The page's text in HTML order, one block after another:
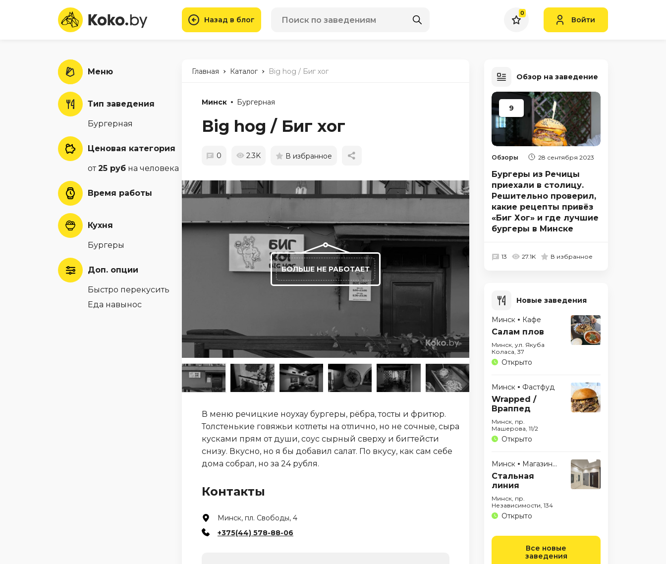
Назад в блог
0
Войти
Меню
Тип заведения
Бургерная
Ценовая категория
от25 руб на человека
Время работы
Кухня
Бургеры
Доп. опции
Быстро перекусить
Еда навынос
Главная - Каталог - Big hog / Биг хог
Минск Бургерная
Big hog / Биг хог
0 2.3K В избранное
БОЛЬШЕ НЕ РАБОТАЕТ
В меню речицкие ноухау бургеры, рёбра, тосты и фритюр.
Толстенькие говяжьи котлеты на отлично, но не сочные, сыра
кусками прям от души, соус сырный сверху и бигтейсти
снизу. Вкусно, но я бы добавил салат. По вкусу, как сам себе
дома собрал, но за 24 рубля.
Контакты
Минск, пл. Свободы, 4
+375(44) 578-88-06
Обзор на заведение
9
Обзоры 28 сентября 2023
Бургеры из Речицы
приехали в столицу.
Решительно проверил,
какие рецепты привёз
«Биг Хог» и где лучшие
бургеры в Минске
13 27.1K В избранное
Новые заведения
Минск Кафе
Салам плов
Минск, ул. Якуба
Коласа, 37
Открыто
Минск Фастфуд
Wrapped /
Враппед
Минск, пр.
Машерова, 11/2
Открыто
Минск Магазины
Стальная
линия
Минск, пр.
Независимости, 134
Открыто
Все новые
заведения